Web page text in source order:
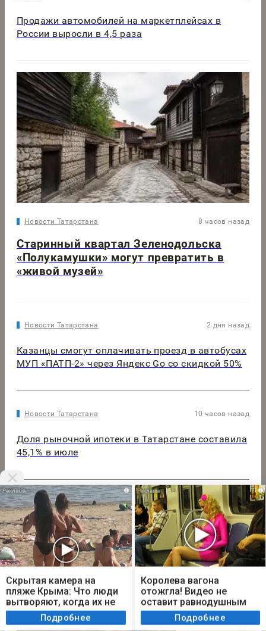
Продажи автомобилей на маркетплейсах в
России выросли в 4,5 раза
Новости Татарстана 8 часов назад
Старинный квартал Зеленодольска
«Полукамушки» могут превратить в
«живой музей»
Новости Татарстана 2 дня назад
Казанцы смогут оплачивать проезд в автобусах
МУП «ПАТП-2» через Яндекс Go со скидкой 50%
Новости Татарстана 10 часов назад
Доля рыночной ипотеки в Татарстане составила
45,1% в июле
Новости Татарстана 11 часов назад
В Татарстане намерены повысить минимальный
потреббюджет на 4%
Мы используем cookie. Во время посещения сайта
вы соглашаетесь с тем, что мы обрабатываем
ваши персональные данные с использованием
метрик Яндекс Метрика, top.mail.ru, LiveInternet.
Я согласен
i
Скрытая камера на
пляже Крыма: Что люди
вытворяют, когда их не
видят...Подробнее
i
Королева вагона
отожгла! Видео не
оставит равнодушным
Подробнее